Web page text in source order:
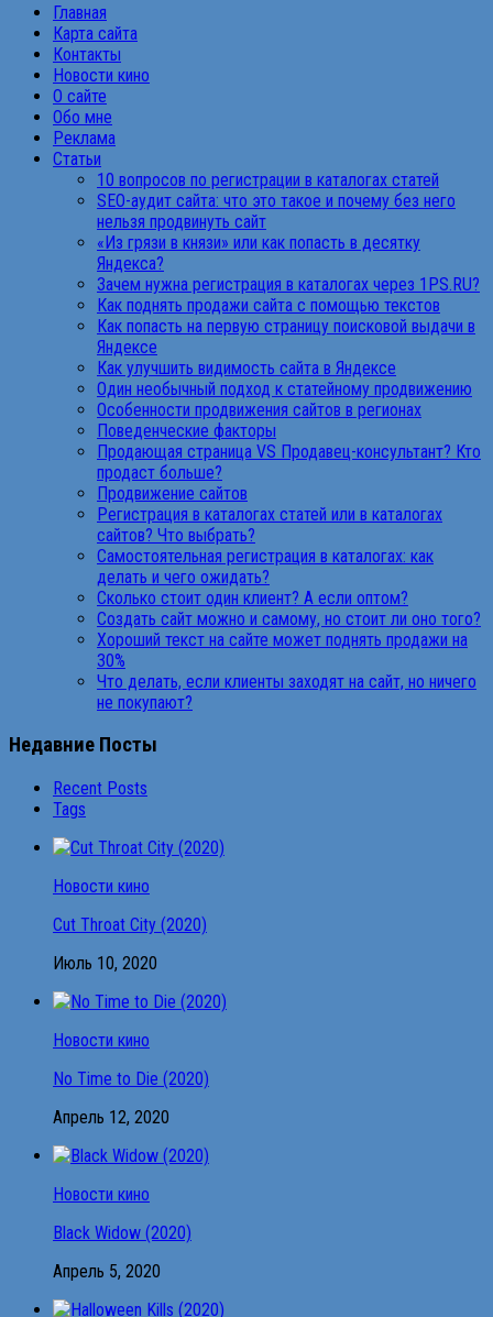
Главная
Карта сайта
Контакты
Новости кино
О сайте
Обо мне
Реклама
Статьи
10 вопросов по регистрации в каталогах статей
SEO-аудит сайта: что это такое и почему без него
нельзя продвинуть сайт
«Из грязи в князи» или как попасть в десятку
Яндекса?
Зачем нужна регистрация в каталогах через 1PS.RU?
Как поднять продажи сайта с помощью текстов
Как попасть на первую страницу поисковой выдачи в
Яндексе
Как улучшить видимость сайта в Яндексе
Один необычный подход к статейному продвижению
Особенности продвижения сайтов в регионах
Поведенческие факторы
Продающая страница VS Продавец-консультант? Кто
продаст больше?
Продвижение сайтов
Регистрация в каталогах статей или в каталогах
сайтов? Что выбрать?
Самостоятельная регистрация в каталогах: как
делать и чего ожидать?
Сколько стоит один клиент? А если оптом?
Создать сайт можно и самому, но стоит ли оно того?
Хороший текст на сайте может поднять продажи на
30%
Что делать, если клиенты заходят на сайт, но ничего
не покупают?
Недавние Посты
Recent Posts
Tags
Новости кино
Cut Throat City (2020)
Июль 10, 2020
Новости кино
No Time to Die (2020)
Апрель 12, 2020
Новости кино
Black Widow (2020)
Апрель 5, 2020